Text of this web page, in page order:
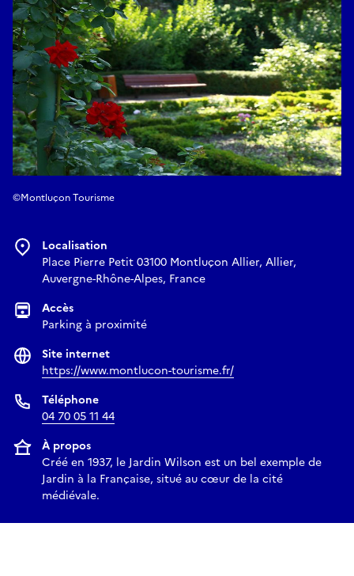
©Montluçon Tourisme
Localisation
Place Pierre Petit 03100 Montluçon Allier, Allier,
Auvergne-Rhône-Alpes, France
Accès
Parking à proximité
Site internet
https://www.montlucon-tourisme.fr/
Téléphone
04 70 05 11 44
À propos
Créé en 1937, le Jardin Wilson est un bel exemple de
Jardin à la Française, situé au cœur de la cité
médiévale.